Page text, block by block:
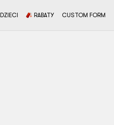
RABATY CUSTOM FORM